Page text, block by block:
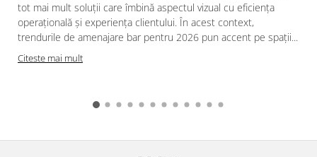
tot mai mult soluții care îmbină aspectul vizual cu eficiența
operațională și experiența clientului. În acest context,
trendurile de amenajare bar pentru 2026 pun accent pe spații...
Citeste mai mult